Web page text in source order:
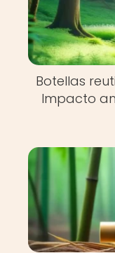
Botellas
Impacto